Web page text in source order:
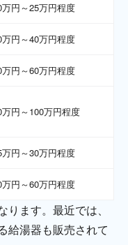
万円～25万円程度
万円～40万円程度
万円～60万円程度
万円～100万円程度
万円～30万円程度
万円～60万円程度
ます。最近では、
給湯器も販売されて